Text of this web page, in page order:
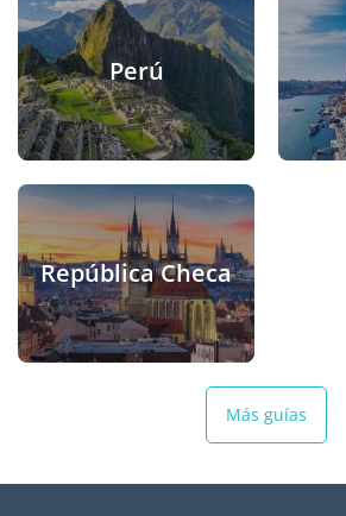
Perú
República Checa
Más guías